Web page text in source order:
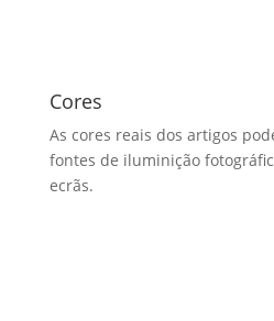
Cores
As cores reais dos artigos
fontes de iluminição
ecrãs.